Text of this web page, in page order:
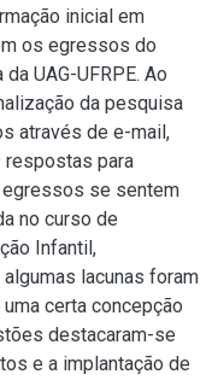
inicial em
os egressos do
UAG-UFRPE. Ao
da pesquisa
através de e-mail,
respostas para
egressos se sentem
no curso de
Infantil,
lacunas foram
certa concepção
destacaram-se
e a implantação de